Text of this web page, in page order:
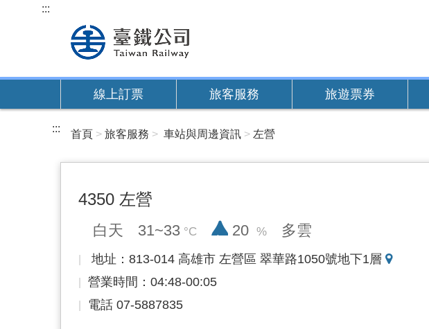
內
:::
線上訂票 旅客服務 旅遊票券
::: 首頁 旅客服務 車站與周邊資訊 左營
4350 左營
白天 31~33 降雨率
20 多雲
地址：813-014 高雄市 左營區 翠華路1050號地下1層
營業時間：04:48-00:05
電話 07-5887835